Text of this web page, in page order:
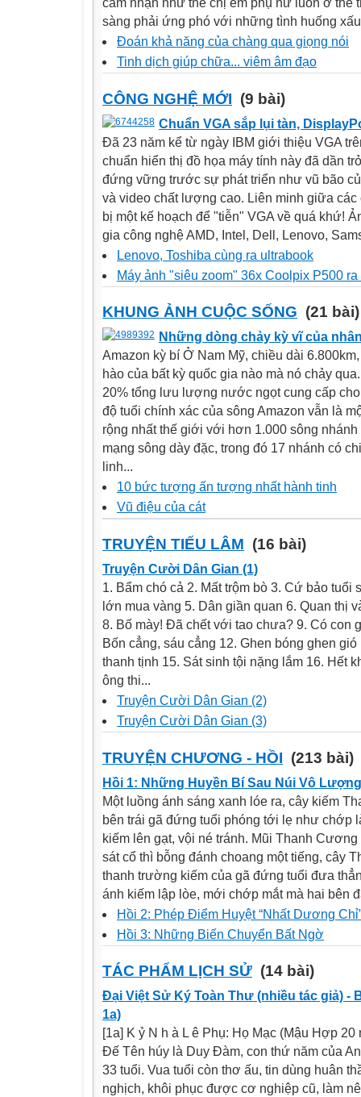
cảm nhận như thể chị em phụ nữ luôn ở thế
sàng phải ứng phó với những tình huống
Đoán khả năng của chàng qua giọng nói
Tinh dịch giúp chữa... viêm âm đạo
CÔNG NGHỆ MỚI (9 bài)
Chuẩn VGA sắp lụi tàn,
Đã 23 năm kể từ ngày IBM giới thiệu VGA
chuẩn hiển thị đồ họa máy tính này đã dần
đứng vững trước sự phát triển như vũ bão
và video chất lượng cao. Liên minh giữa
bị một kế hoạch để "tiễn" VGA về quá khứ!
gia công nghệ AMD, Intel, Dell, Lenovo,
Lenovo, Toshiba cùng ra ultrabook
Máy ảnh "siêu zoom" 36x Coolpix P500 ra
KHUNG ẢNH CUỘC SỐNG (21 bài)
Những dòng chảy kỳ vĩ của
Amazon kỳ bí Ở Nam Mỹ, chiều dài
hào của bất kỳ quốc gia nào mà nó chảy
20% tổng lưu lượng nước ngọt cung cấp
độ tuổi chính xác của sông Amazon vẫn là
rộng nhất thế giới với hơn 1.000 sông
mạng sông dày đặc, trong đó 17 nhánh có
linh...
10 bức tượng ấn tượng nhất hành tinh
Vũ điệu của cát
TRUYỆN TIẾU LÂM (16 bài)
Truyện Cười Dân Gian (1)
1. Bẩm chó cả 2. Mất trộm bò 3. Cứ bảo
lớn mua vàng 5. Dân giần quan 6. Quan thị
8. Bố mày! Ðã chết với tao chưa? 9. Có con
Bốn cẳng, sáu cẳng 12. Ghen bóng ghen
thanh tịnh 15. Sát sinh tội nặng lắm 16. Hết
ông thi...
Truyện Cười Dân Gian (2)
Truyện Cười Dân Gian (3)
TRUYỆN CHƯƠNG - HỒI (213 bài)
Hồi 1: Những Huyền Bí Sau Núi Vô Lượng
Một luồng ánh sáng xanh lóe ra, cây kiếm
bên trái gã đứng tuổi phóng tới lẹ như chớp
kiếm lên gạt, vội né tránh. Mũi Thanh
sát cổ thì bỗng đánh choang một tiếng, cây
thanh trường kiếm của gã đứng tuổi đưa
ánh kiếm lập lòe, mới chớp mắt mà hai bên
Hồi 2: Phép Ðiểm Huyệt “Nhất Dương
Hồi 3: Những Biến Chuyển Bất Ngờ
TÁC PHẨM LỊCH SỬ (14 bài)
Đại Việt Sử Ký Toàn Thư (nhiều tác giả) -
1a)
[1a] K ỷ N h à L ê Phụ: Họ Mạc (Mậu Hợp
Đế Tên húy là Duy Đàm, con thứ năm của
33 tuổi. Vua tuổi còn thơ ấu, tin dùng huân
nghịch, khôi phục được cơ nghiệp cũ, làm